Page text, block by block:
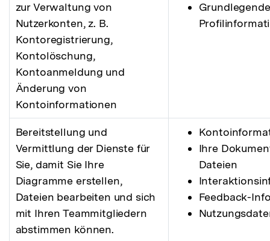
zur Verwaltung von
Nutzerkonten, z. B.
Kontoregistrierung,
Kontolöschung,
Kontoanmeldung und
Änderung von
Kontoinformationen
Grundlegende
Bereitstellung und
Vermittlung der Dienste für
Sie, damit Sie Ihre
Diagramme erstellen,
Dateien bearbeiten und sich
mit Ihren Teammitgliedern
abstimmen können.
Ihre
Dateien
Feedback-